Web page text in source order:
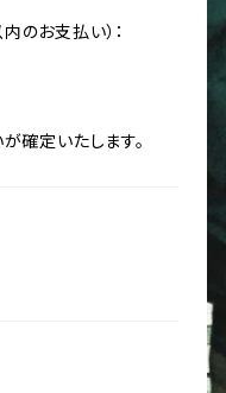
のお支払い）：
確定いたします。